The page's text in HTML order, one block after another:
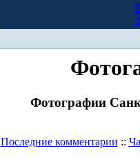
Фотографии
Последние комментарии ::